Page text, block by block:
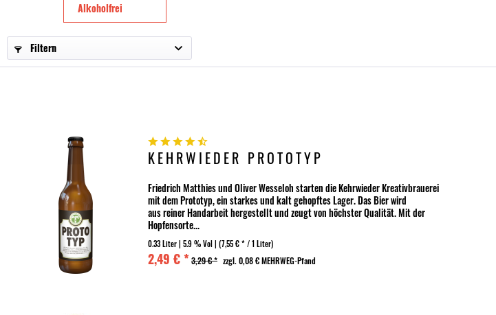
Alkoholfrei
Filtern
KEHRWIEDER PROTOTYP
Friedrich Matthies und Oliver Wesseloh starten die Kehrwieder Kreativbrauerei
mit dem Prototyp, ein starkes und kalt gehopftes Lager. Das Bier wird
aus reiner Handarbeit hergestellt und zeugt von höchster Qualität. Mit der
Hopfensorte...
0.33 Liter| 5.9 % Vol | (7,55 € * / 1 Liter)
2,49 € * 3,29 € * zzgl. 0,08 € MEHRWEG-Pfand